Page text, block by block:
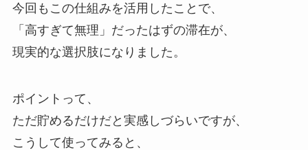
今回もこの仕組みを活用したことで、
「高すぎて無理」だったはずの滞在が、
現実的な選択肢になりました。
ポイントって、
ただ貯めるだけだと実感しづらいですが、
こうして使ってみると、